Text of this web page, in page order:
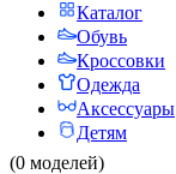
Каталог
Обувь
Кроссовки
Одежда
Аксессуары
Детям
(0 моделей)